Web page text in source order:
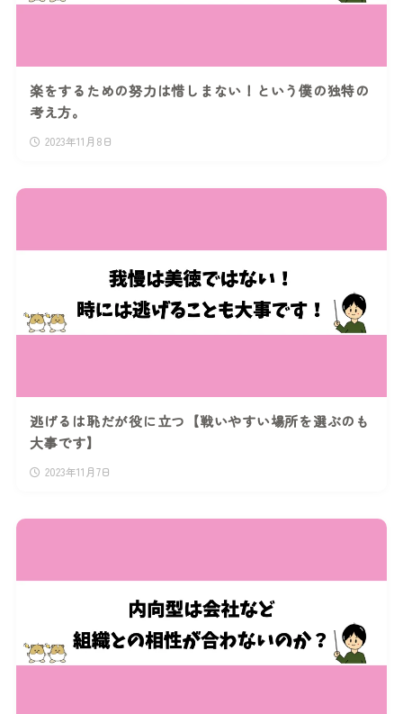
楽をするための努力は惜しまない！という僕の独特の
考え方。
2023年11月8日
逃げるは恥だが役に立つ【戦いやすい場所を選ぶのも
大事です】
2023年11月7日